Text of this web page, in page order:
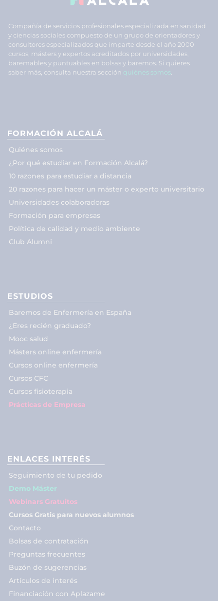
Compañía de servicios profesionales especializada en sanidad
y ciencias sociales compuesto de un grupo de orientadores y
consultores especializados que imparte desde el año 2000
cursos, másters y expertos acreditados por universidades,
baremables y puntuables en bolsas y baremos. Si quieres
saber más, consulta nuestra sección quiénes somos
FORMACIÓN ALCALÁ
Quiénes somos
¿Por qué estudiar en Formación Alcalá?
10 razones para estudiar a distancia
20 razones para hacer un máster o experto universitario
Universidades colaboradoras
Formación para empresas
Política de calidad y medio ambiente
Club Alumni
ESTUDIOS
Baremos de Enfermería en España
¿Eres recién graduado?
Mooc salud
Másters online enfermería
Cursos online enfermería
Cursos CFC
Cursos fisioterapia
Prácticas de Empresa
ENLACES INTERÉS
Seguimiento de tu pedido
Demo Máster
Webinars Gratuitos
Cursos Gratis para nuevos alumnos
Contacto
Bolsas de contratación
Preguntas frecuentes
Buzón de sugerencias
Artículos de interés
Financiación con Aplazame